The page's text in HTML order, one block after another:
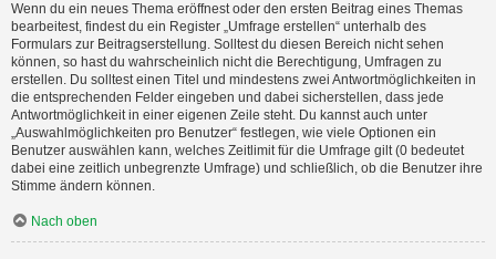
Wenn du ein neues Thema eröffnest oder den ersten Beitrag eines Themas
bearbeitest, findest du ein Register „Umfrage erstellen“ unterhalb des
Formulars zur Beitragserstellung. Solltest du diesen Bereich nicht sehen
können, so hast du wahrscheinlich nicht die Berechtigung, Umfragen zu
erstellen. Du solltest einen Titel und mindestens zwei Antwortmöglichkeiten in
die entsprechenden Felder eingeben und dabei sicherstellen, dass jede
Antwortmöglichkeit in einer eigenen Zeile steht. Du kannst auch unter
„Auswahlmöglichkeiten pro Benutzer“ festlegen, wie viele Optionen ein
Benutzer auswählen kann, welches Zeitlimit für die Umfrage gilt (0 bedeutet
dabei eine zeitlich unbegrenzte Umfrage) und schließlich, ob die Benutzer ihre
Stimme ändern können.
Nach oben